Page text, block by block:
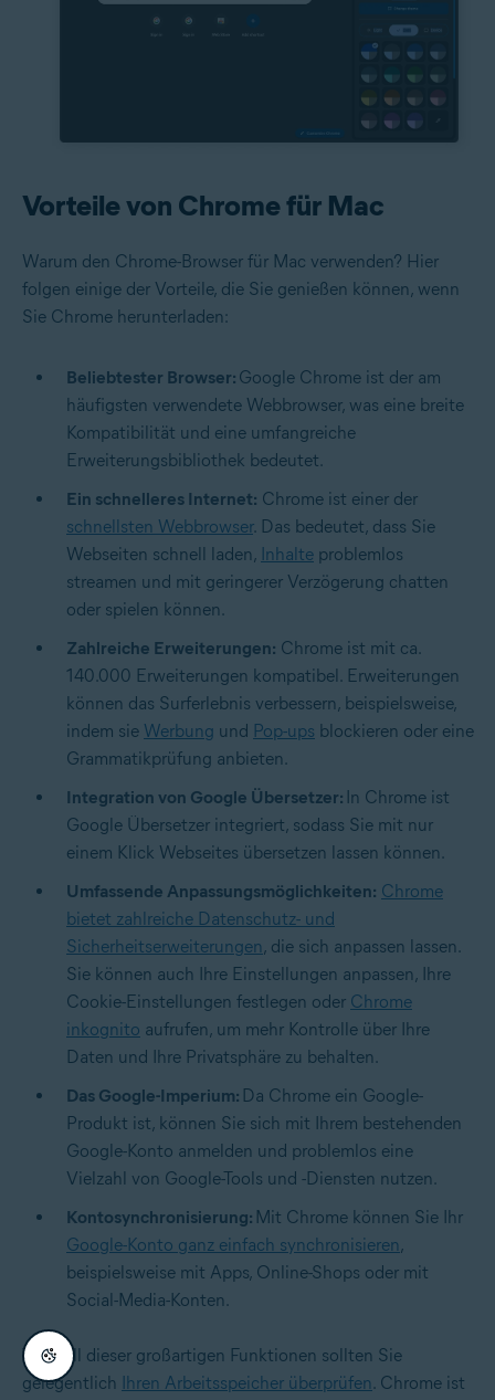
Vorteile von Chrome für Mac
Warum den Chrome-Browser für Mac verwenden? Hier
folgen einige der Vorteile, die Sie genießen können, wenn
Sie Chrome herunterladen:
Beliebtester Browser: Google Chrome ist der am
häufigsten verwendete Webbrowser, was eine breite
Kompatibilität und eine umfangreiche
Erweiterungsbibliothek bedeutet.
Ein schnelleres Internet: Chrome ist einer der
schnellsten Webbrowser. Das bedeutet, dass Sie
Webseiten schnell laden, Inhalte problemlos
streamen und mit geringerer Verzögerung chatten
oder spielen können.
Zahlreiche Erweiterungen: Chrome ist mit ca.
140.000 Erweiterungen kompatibel. Erweiterungen
können das Surferlebnis verbessern, beispielsweise,
indem sie Werbung und Pop-ups blockieren oder eine
Grammatikprüfung anbieten.
Integration von Google Übersetzer: In Chrome ist
Google Übersetzer integriert, sodass Sie mit nur
einem Klick Webseites übersetzen lassen können.
Umfassende Anpassungsmöglichkeiten: Chrome
bietet zahlreiche Datenschutz- und
Sicherheitserweiterungen , die sich anpassen lassen.
Sie können auch Ihre Einstellungen anpassen, Ihre
Cookie-Einstellungen festlegen oder Chrome
inkognito aufrufen, um mehr Kontrolle über Ihre
Daten und Ihre Privatsphäre zu behalten.
Das Google-Imperium: Da Chrome ein Google-
Produkt ist, können Sie sich mit Ihrem bestehenden
Google-Konto anmelden und problemlos eine
Vielzahl von Google-Tools und -Diensten nutzen.
Kontosynchronisierung: Mit Chrome können Sie Ihr
Google-Konto ganz einfach synchronisieren ,
beispielsweise mit Apps, Online-Shops oder mit
Social-Media-Konten.
Trotz all dieser großartigen Funktionen sollten Sie
gelegentlich Ihren Arbeitsspeicher überprüfen. Chrome ist